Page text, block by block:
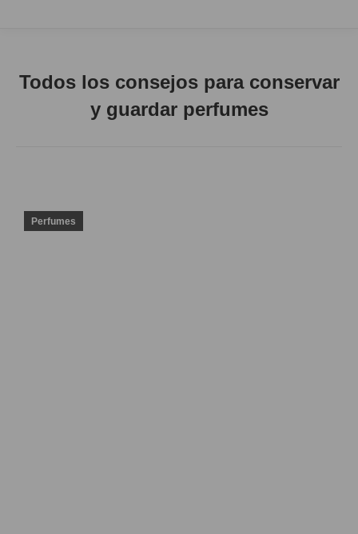
Todos los consejos para conservar
y guardar perfumes
Perfumes